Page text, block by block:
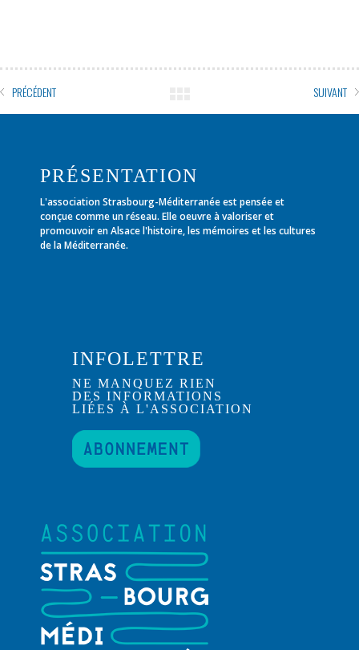
PRÉCÉDENT SUIVANT
PRÉSENTATION
L'association Strasbourg-Méditerranée est pensée et
conçue comme un réseau. Elle oeuvre à valoriser et
promouvoir en Alsace l'histoire, les mémoires et les cultures
de la Méditerranée.
INFOLETTRE
NE MANQUEZ RIEN
DES INFORMATIONS
LIÉES À L'ASSOCIATION